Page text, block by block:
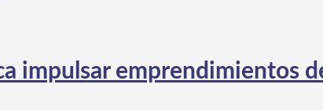
impulsar emprendimientos